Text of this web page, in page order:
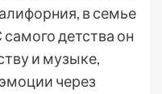
в семье
детства он
и музыке,
через